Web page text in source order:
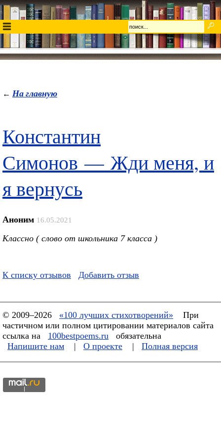
← На главную
Константин
Симонов — Жди меня, и
я вернусь
Аноним 16.05.2021
Классно ( слово от школьника 7 класса )
К списку отзывов Добавить отзыв
© 2009–2026 «100 лучших стихотворений»
При
частичном или полном цитировании материалов сайта
ссылка на
100bestpoems.ru
обязательна
Напишите нам
| О проекте | Полная версия